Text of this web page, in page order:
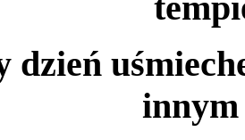
dzień